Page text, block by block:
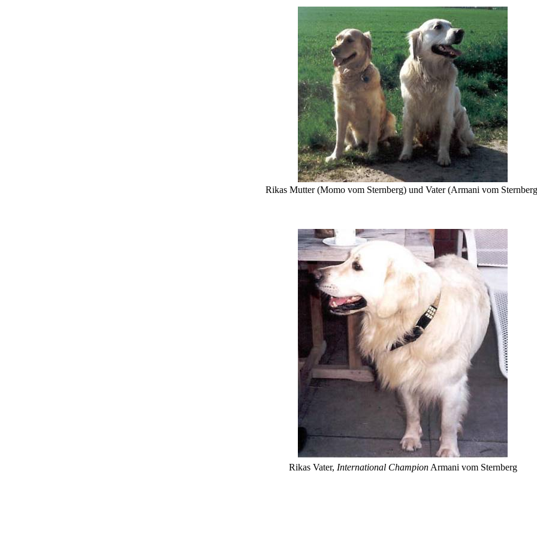
Rikas Mutter (Momo vom Sternberg) und Vater (Armani vom
Rikas Vater, International ChampionArmani vom Sternberg